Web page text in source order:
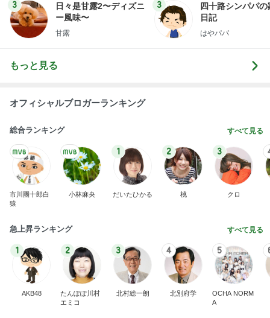
3
日々是甘露2〜ディズニ
ー風味〜
甘露
3
四十路シンパパの
日記
はやパパ
もっと見る
オフィシャルブロガーランキング
総合ランキング すべて見る
市川團十郎白
猿
小林麻央
1
だいたひかる
2
桃
3
クロ
急上昇ランキング すべて見る
1
AKB48
2
たんぽぽ川村
エミコ
3
北村総一朗
4
北別府学
5
OCHA NORM
A